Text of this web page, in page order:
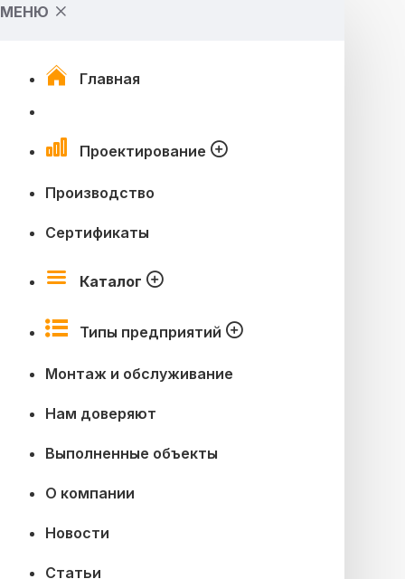
МЕНЮ
Главная
Проектирование
Производство
Сертификаты
Каталог
Типы предприятий
Монтаж и обслуживание
Нам доверяют
Выполненные объекты
О компании
Новости
Статьи